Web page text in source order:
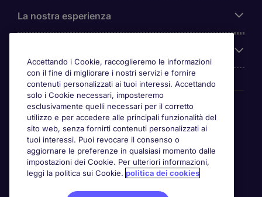
La nostra esperienza
Awards
Accettando i Cookie, raccoglieremo le informazioni
con il fine di migliorare i nostri servizi e fornire
contenuti personalizzati ai tuoi interessi. Accettando
solo i Cookie necessari, imposteremo
esclusivamente quelli necessari per il corretto
utilizzo e per accedere alle principali funzionalità del
sito web, senza fornirti contenuti personalizzati ai
tuoi interessi. Puoi revocare il consenso o
aggiornare le preferenze in qualsiasi momento dalle
impostazioni dei Cookie. Per ulteriori informazioni,
leggi la politica sui Cookie. politica dei cookies